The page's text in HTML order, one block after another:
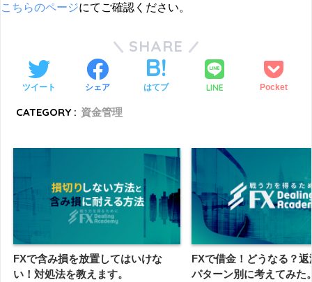
こちらのページにてご確認ください。
SHARE
ツイート シェア はてブ LINE Pocket
CATEGORY : 資金管理
FXで含み損を放置してはいけな
い！対処法を教えます。
FXで借金！どうなる？
パターン別に考えてみた